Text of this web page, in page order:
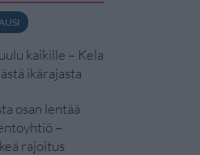
kaikille – Kela
ikärajasta
osan lentää
–
rajoitus